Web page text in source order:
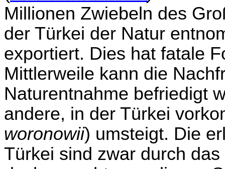
Millionen Zwiebeln des
der Türkei der Natur
exportiert. Dies hat fatale
Mittlerweile kann die
Naturentnahme befriedigt
andere, in der Türkei
woronowii) umsteigt. Die
Türkei sind zwar durch